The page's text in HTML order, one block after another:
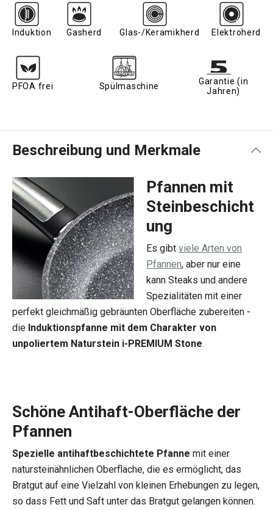
Induktion Gasherd Glas-/Keramikherd Elektroherd
PFOA frei Spülmaschine
Garantie (in
Jahren)
Beschreibung und Merkmale
Pfannen mit
Steinbeschicht
ung
Es gibt viele Arten von
Pfannen, aber nur eine
kann Steaks und andere
Spezialitäten mit einer
perfekt gleichmäßig gebräunten Oberfläche zubereiten -
die Induktionspfanne mit dem Charakter von
unpoliertem Naturstein i-PREMIUM Stone.
Schöne Antihaft-Oberfläche der
Pfannen
Spezielle antihaftbeschichtete Pfanne mit einer
natursteinähnlichen Oberfläche, die es ermöglicht, das
Bratgut auf eine Vielzahl von kleinen Erhebungen zu legen,
so dass Fett und Saft unter das Bratgut gelangen können.